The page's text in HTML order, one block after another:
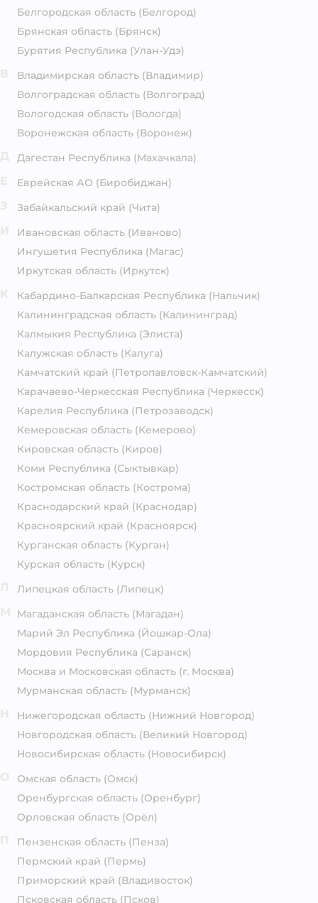
Белгородская область (Белгород)
Брянская область (Брянск)
Бурятия Республика (Улан-Удэ)
Владимирская область (Владимир)
Волгоградская область (Волгоград)
Вологодская область (Вологда)
Воронежская область (Воронеж)
Дагестан Республика (Махачкала)
Еврейская АО (Биробиджан)
Забайкальский край (Чита)
Ивановская область (Иваново)
Ингушетия Республика (Магас)
Иркутская область (Иркутск)
Кабардино-Балкарская Республика (Нальчик)
Калининградская область (Калининград)
Калмыкия Республика (Элиста)
Калужская область (Калуга)
Камчатский край (Петропавловск-Камчатский)
Карачаево-Черкесская Республика (Черкесск)
Карелия Республика (Петрозаводск)
Кемеровская область (Кемерово)
Кировская область (Киров)
Коми Республика (Сыктывкар)
Костромская область (Кострома)
Краснодарский край (Краснодар)
Красноярский край (Красноярск)
Курганская область (Курган)
Курская область (Курск)
Липецкая область (Липецк)
Магаданская область (Магадан)
Марий Эл Республика (Йошкар-Ола)
Мордовия Республика (Саранск)
Москва и Московская область (г. Москва)
Мурманская область (Мурманск)
Нижегородская область (Нижний Новгород)
Новгородская область (Великий Новгород)
Новосибирская область (Новосибирск)
Омская область (Омск)
Оренбургская область (Оренбург)
Орловская область (Орёл)
Пензенская область (Пенза)
Пермский край (Пермь)
Приморский край (Владивосток)
Псковская область (Псков)